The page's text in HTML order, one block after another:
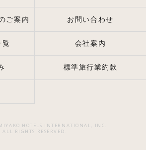
ご案内 お問い合わせ
覧 会社案内
標準旅行業約款
HOTELS INTERNATIONAL, INC.
ALL RIGHTS RESERVED.